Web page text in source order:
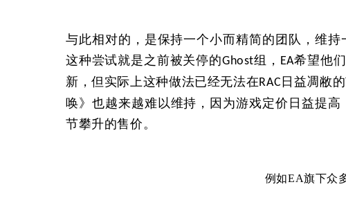
与此相对的，是保持一个小而精简的团队，维持
这种尝试就是之前被关停的Ghost组， EA希望他
新，但实际上这种做法已经无法在RAC 日益凋敝
唤》也越来越难以维持，因为游戏定价日益提
节攀升的售价。
例如EA旗下众